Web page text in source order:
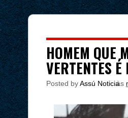
HOMEM QUE
VERTENTES
Posted byAssú Noticia
às